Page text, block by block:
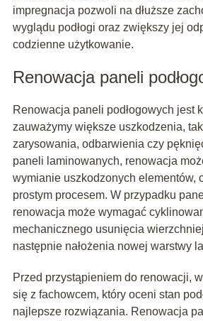
impregnacja pozwoli na dłuższe
wyglądu podłogi oraz zwiększy jej
codzienne użytkowanie.
Renowacja paneli
Renowacja paneli podłogowych jest
zauważymy większe uszkodzenia,
zarysowania, odbarwienia czy
paneli laminowanych, renowacja
wymianie uszkodzonych elementów,
prostym procesem. W przypadku
renowacja może wymagać
mechanicznego usunięcia
następnie nałożenia nowej warstwy
Przed przystąpieniem do renowacji,
się z fachowcem, który oceni stan
najlepsze rozwiązania. Renowacja